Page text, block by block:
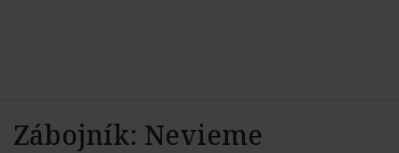
Zábojník: Nevieme